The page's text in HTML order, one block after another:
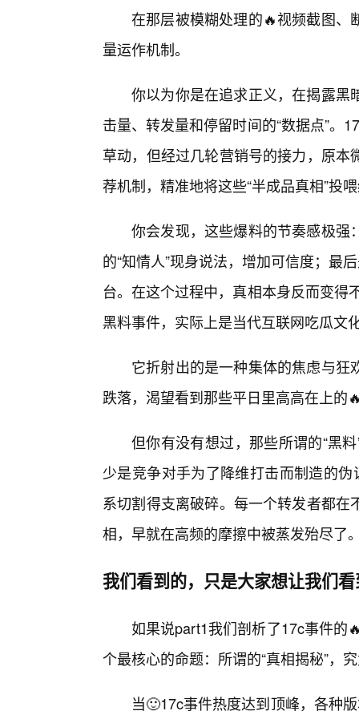
在那层被模糊处理的🔥视频截图、
量运作机制。
你以为你是在追求正义，在揭露黑
击量、转发量和停留时间的“数据点”。
草动，但经过几轮营销号的接力，原
荐机制，精准地将这些“半成品真相”投
你会发现，这些爆料的节奏感极强
的“知情人”现身说法，增加可信度；最
台。在这个过程中，真相本身反而变得
黑料事件，实际上是当代互联网吃瓜文
它折射出的是一种集体的焦虑与
跌落，渴望看到那些平日里高高在上的
但你有没有想过，那些所谓的“黑
少是竞争对手为了降维打击而制造的
系切割得支离破碎。每一个转发者都
相，早就在高频的摩擦中被蒸发殆尽了
我们看到的，只是大家想让我们
如果说part1我们剖析了17c事件的
个最核心的命题：所谓的“真相揭秘”，
当🙂17c事件热度达到顶峰，各种